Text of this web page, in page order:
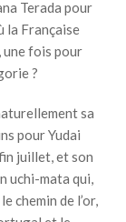
Terada pour
la Française
une fois pour
?
sa
pour Yudai
juillet, et son
uchi-mata qui,
chemin de l’or,